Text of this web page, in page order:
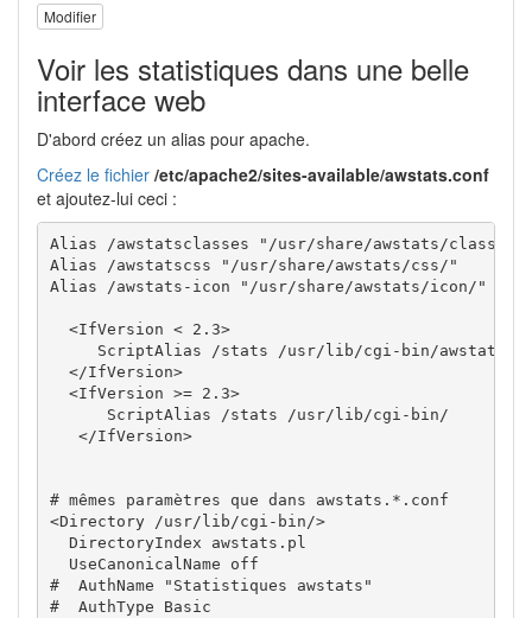
Modifier
Voir les statistiques dans une belle
interface web
D'abord créez un alias pour apache.
Créez le fichier /etc/apache2/sites-available/awstats.conf
et ajoutez-lui ceci :
Alias /awstatsclasses "/usr/share/awstats/classes/
Alias /awstatscss "/usr/share/awstats/css/"
Alias /awstats-icon "/usr/share/awstats/icon/"
  <IfVersion < 2.3>
ScriptAlias /stats /usr/lib/cgi-bin/
  </IfVersion>
  <IfVersion >= 2.3>
      ScriptAlias /stats /usr/lib/cgi-bin/
   </IfVersion>
# mêmes paramètres que dans awstats.*.conf
<Directory /usr/lib/cgi-bin/>
  DirectoryIndex awstats.pl
  UseCanonicalName off
#  AuthName "Statistiques awstats"
#  AuthType Basic